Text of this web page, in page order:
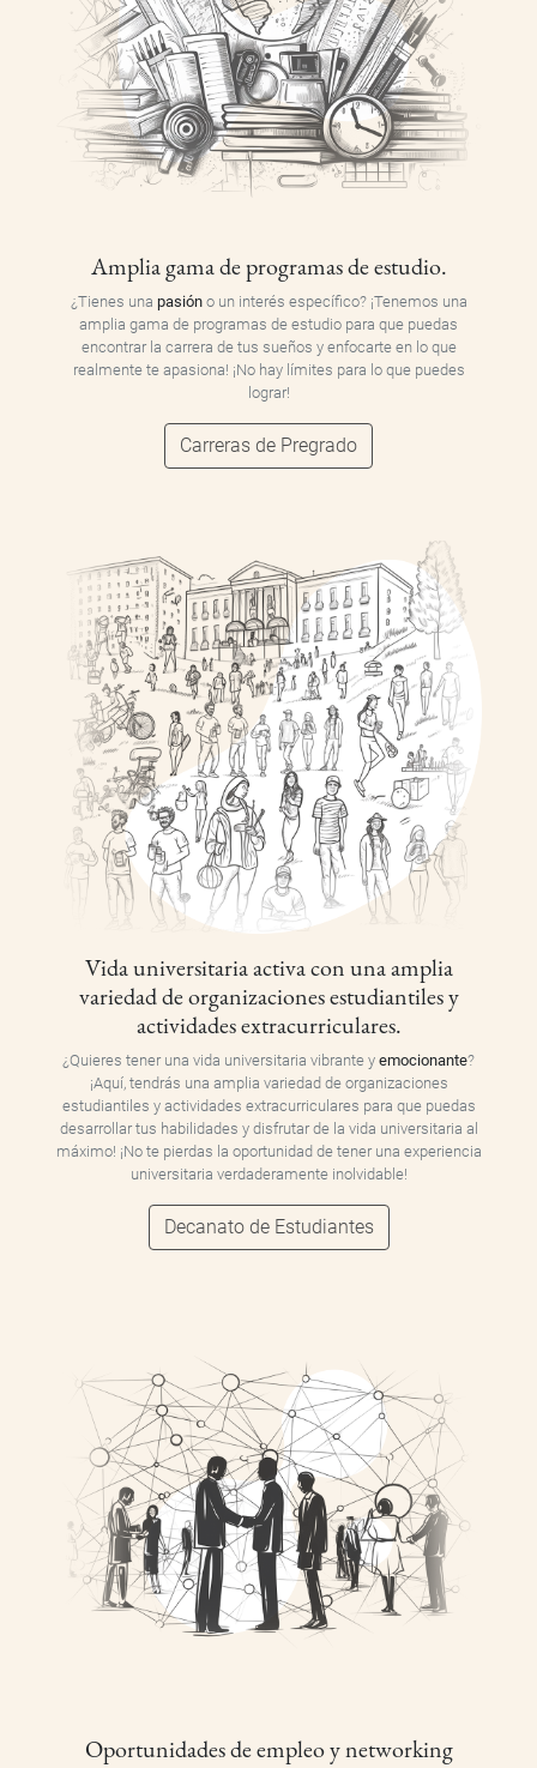
Amplia gama de programas de estudio.
¿Tienes una pasióno un interés específico? ¡Tenemos una
amplia gama de programas de estudio para que puedas
encontrar la carrera de tus sueños y enfocarte en lo que
realmente te apasiona! ¡No hay límites para lo que puedes
lograr!
Carreras de Pregrado
Vida universitaria activa con una amplia
variedad de organizaciones estudiantiles y
actividades extracurriculares.
¿Quieres tener una vida universitaria vibrante y emocionante?
¡Aquí, tendrás una amplia variedad de organizaciones
estudiantiles y actividades extracurriculares para que puedas
desarrollar tus habilidades y disfrutar de la vida universitaria al
máximo! ¡No te pierdas la oportunidad de tener una experiencia
universitaria verdaderamente inolvidable!
Decanato de Estudiantes
Oportunidades de empleo y networking